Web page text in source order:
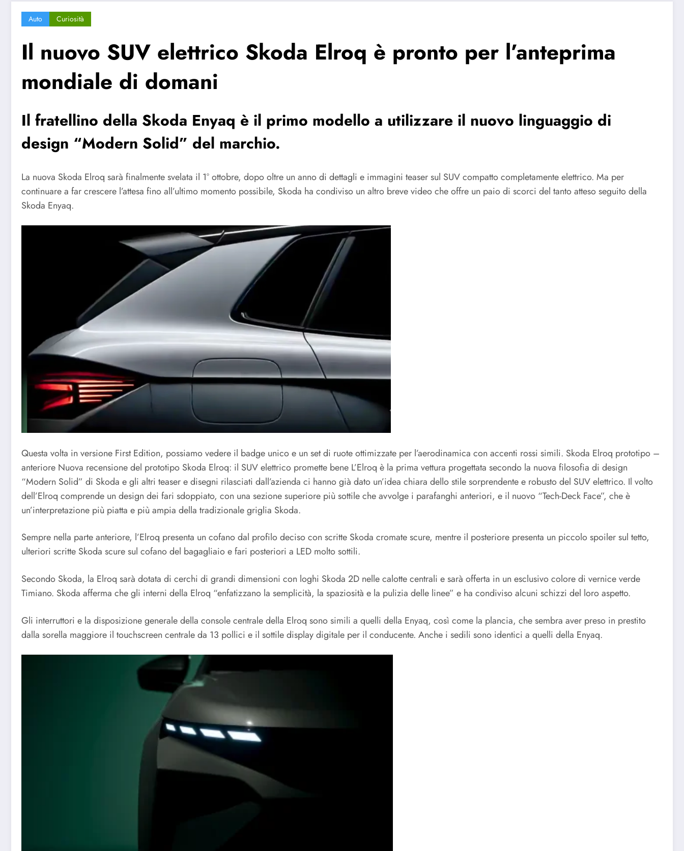
Auto Curiosità
Il nuovo SUV elettrico Skoda Elroq è pronto per l’anteprima
mondiale di domani
Il fratellino della Skoda Enyaq è il primo modello a utilizzare il nuovo linguaggio di
design “Modern Solid” del marchio.
La nuova Skoda Elroq sarà finalmente svelata il 1° ottobre, dopo oltre un anno di dettagli e immagini teaser sul SUV compatto completamente elettrico. Ma per
continuare a far crescere l’attesa fino all’ultimo momento possibile, Skoda ha condiviso un altro breve video che offre un paio di scorci del tanto atteso seguito della
Skoda Enyaq.
Questa volta in versione First Edition, possiamo vedere il badge unico e un set di ruote ottimizzate per l’aerodinamica con accenti rossi simili. Skoda Elroq prototipo –
anteriore Nuova recensione del prototipo Skoda Elroq: il SUV elettrico promette bene L’Elroq è la prima vettura progettata secondo la nuova filosofia di design
“Modern Solid” di Skoda e gli altri teaser e disegni rilasciati dall’azienda ci hanno già dato un’idea chiara dello stile sorprendente e robusto del SUV elettrico. Il volto
dell’Elroq comprende un design dei fari sdoppiato, con una sezione superiore più sottile che avvolge i parafanghi anteriori, e il nuovo “Tech-Deck Face”, che è
un’interpretazione più piatta e più ampia della tradizionale griglia Skoda.
Sempre nella parte anteriore, l’Elroq presenta un cofano dal profilo deciso con scritte Skoda cromate scure, mentre il posteriore presenta un piccolo spoiler sul tetto,
ulteriori scritte Skoda scure sul cofano del bagagliaio e fari posteriori a LED molto sottili.
Secondo Skoda, la Elroq sarà dotata di cerchi di grandi dimensioni con loghi Skoda 2D nelle calotte centrali e sarà offerta in un esclusivo colore di vernice verde
Timiano. Skoda afferma che gli interni della Elroq “enfatizzano la semplicità, la spaziosità e la pulizia delle linee” e ha condiviso alcuni schizzi del loro aspetto.
Gli interruttori e la disposizione generale della console centrale della Elroq sono simili a quelli della Enyaq, così come la plancia, che sembra aver preso in prestito
dalla sorella maggiore il touchscreen centrale da 13 pollici e il sottile display digitale per il conducente. Anche i sedili sono identici a quelli della Enyaq.